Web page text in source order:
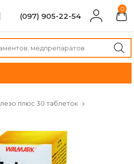
(097) 905-22-54
0
плюс 30 таблеток